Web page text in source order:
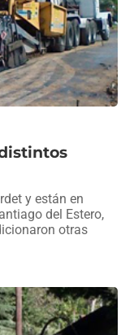
y están en
del Estero,
otras